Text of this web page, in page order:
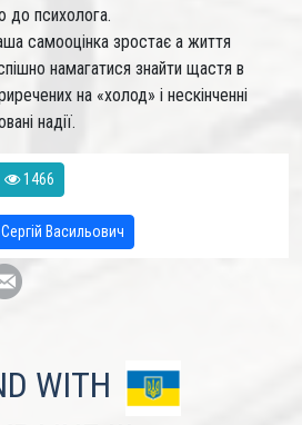
до психолога.
самооцінка зростає а життя
намагатися знайти щастя в
на «холод» і нескінченні
надії.
1466
Васильович
WITH